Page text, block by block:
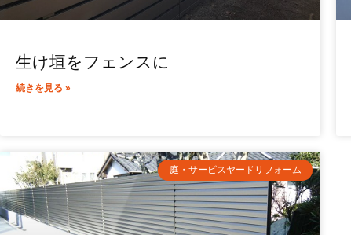
生け垣をフェンスに
続きを見る »
庭・サービスヤードリフォーム